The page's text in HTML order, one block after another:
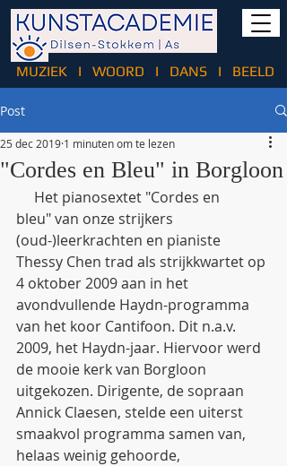
MUZIEK I WOORD I DANS I BEELD
Post
"Cordes en Bleu" in Borgloon
25 dec 2019 1 minuten om te lezen
Het pianosextet "Cordes en
bleu" van onze strijkers
(oud-)leerkrachten en pianiste
Thessy Chen trad als strijkkwartet op
4 oktober 2009 aan in het
avondvullende Haydn-programma
van het koor Cantifoon. Dit n.a.v.
2009, het Haydn-jaar. Hiervoor werd
de mooie kerk van Borgloon
uitgekozen. Dirigente, de sopraan
Annick Claesen, stelde een uiterst
smaakvol programma samen van,
helaas weinig gehoorde,